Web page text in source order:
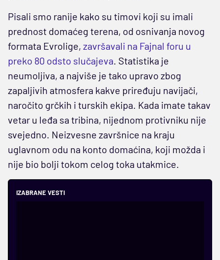
Pisali smo ranije kako su timovi koji su imali
prednost domaćeg terena, od osnivanja novog
formata Evrolige, završavali na Fajnal foru u
preko 80 odsto slučajeva. Statistika je
neumoljiva, a najviše je tako upravo zbog
zapaljivih atmosfera kakve priređuju navijači,
naročito grčkih i turskih ekipa. Kada imate takav
vetar u leđa sa tribina, nijednom protivniku nije
svejedno. Neizvesne završnice na kraju
uglavnom odu na konto domaćina, koji možda i
nije bio bolji tokom celog toka utakmice.
IZABRANE VESTI